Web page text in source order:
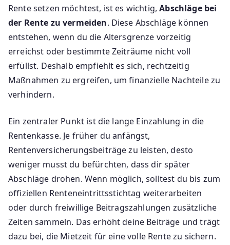
Rente setzen möchtest, ist es wichtig,Abschläge bei
der Rente zu vermeiden. Diese Abschläge können
entstehen, wenn du die Altersgrenze vorzeitig
erreichst oder bestimmte Zeiträume nicht voll
erfüllst. Deshalb empfiehlt es sich, rechtzeitig
Maßnahmen zu ergreifen, um finanzielle Nachteile zu
verhindern.
Ein zentraler Punkt ist die lange Einzahlung in die
Rentenkasse. Je früher du anfängst,
Rentenversicherungsbeiträge zu leisten, desto
weniger musst du befürchten, dass dir später
Abschläge drohen. Wenn möglich, solltest du bis zum
offiziellen Renteneintrittsstichtag weiterarbeiten
oder durch freiwillige Beitragszahlungen zusätzliche
Zeiten sammeln. Das erhöht deine Beiträge und trägt
dazu bei, die Mietzeit für eine volle Rente zu sichern.